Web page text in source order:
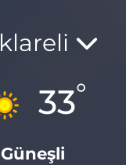
33°
Güneşli